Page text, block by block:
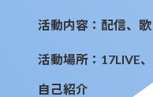
活動内容：配信、
活動場所：17LIVE
自己紹介